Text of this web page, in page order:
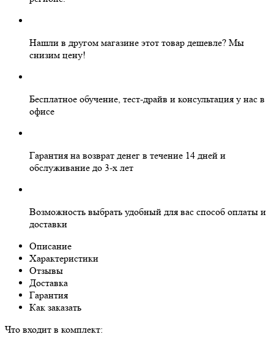
Нашли в другом магазине этот товар дешевле? Мы
снизим цену!
Бесплатное обучение, тест-драйв и консультация у нас в
офисе
Гарантия на возврат денег в течение 14 дней и
обслуживание до 3-х лет
Возможность выбрать удобный для вас способ оплаты и
доставки
Описание
Характеристики
Отзывы
Доставка
Гарантия
Как заказать
Что входит в комплект: